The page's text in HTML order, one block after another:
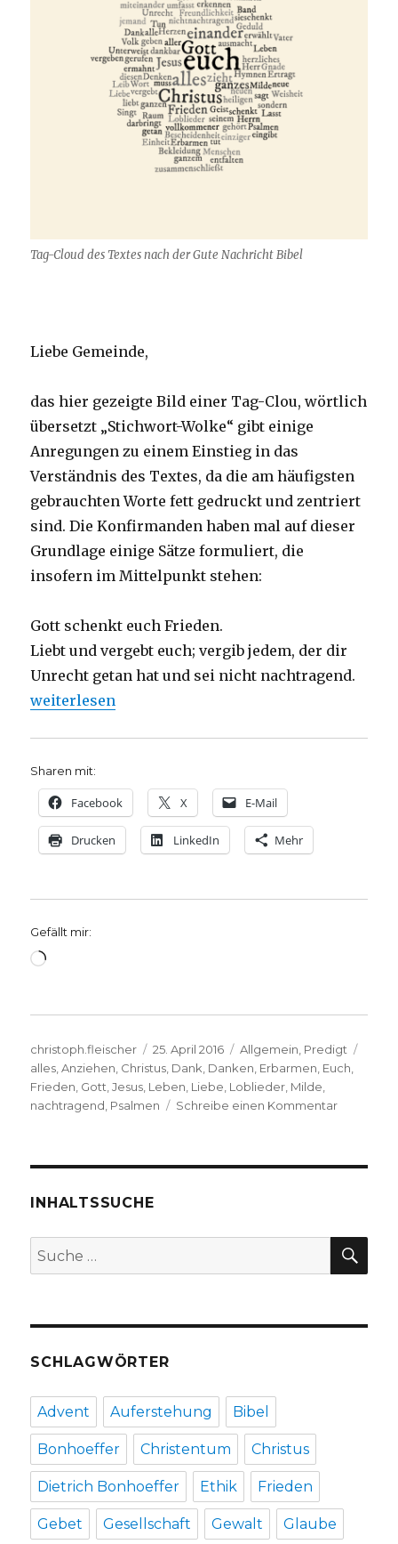
Tag-Cloud des Textes nach der Gute Nachricht Bibel
Liebe Gemeinde,
das hier gezeigte Bild einer Tag-Clou, wörtlich
übersetzt „Stichwort-Wolke“ gibt einige
Anregungen zu einem Einstieg in das
Verständnis des Textes, da die am häufigsten
gebrauchten Worte fett gedruckt und zentriert
sind. Die Konfirmanden haben mal auf dieser
Grundlage einige Sätze formuliert, die
insofern im Mittelpunkt stehen:
Gott schenkt euch Frieden.
Liebt und vergebt euch; vergib jedem, der dir
Unrecht getan hat und sei nicht nachtragend.
„Predigt über Kolosser 3, 12-17, Christoph Fleischer,
weiterlesen
Sharen mit:
Facebook X E-Mail
Drucken LinkedIn Mehr
Gefällt mir:
Wird
Autor
christoph.fleischer
Veröffentlicht
am
25. April 2016 Kategorien
Allgemein Predigt
alles ,Anziehen Christus Dank Danken Erbarmen Euch
Frieden Gott ,Jesus Leben Liebe Loblieder Milde
nachtragend Psalmen Schreibe einen Kommentarzu
Christoph
Fleischer,
Welver
INHALTSSUCHE
Suche
nach:
SCHLAGWÖRTER
Advent Auferstehung Bibel
Bonhoeffer Christentum Christus
Dietrich Bonhoeffer Ethik Frieden
Gebet Gesellschaft Gewalt Glaube